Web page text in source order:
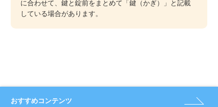
に合わせて、鍵と錠前をまとめて「鍵（かぎ）」と記載
している場合があります。
おすすめコンテンツ